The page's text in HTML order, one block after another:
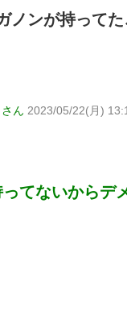
ノンが持って
ん 2023/05/22(月)
てないからデ